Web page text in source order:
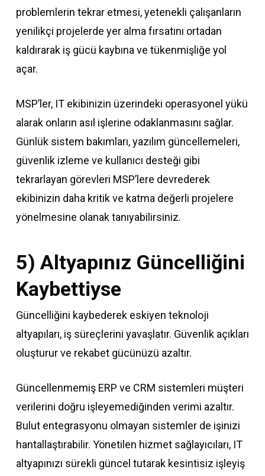
problemlerin tekrar etmesi, yetenekli çalışanların
yenilikçi projelerde yer alma fırsatını ortadan
kaldırarak iş gücü kaybına ve tükenmişliğe yol
açar.
MSP’ler, IT ekibinizin üzerindeki operasyonel yükü
alarak onların asıl işlerine odaklanmasını sağlar.
Günlük sistem bakımları, yazılım güncellemeleri,
güvenlik izleme ve kullanıcı desteği gibi
tekrarlayan görevleri MSP’lere devrederek
ekibinizin daha kritik ve katma değerli projelere
yönelmesine olanak tanıyabilirsiniz.
5) Altyapınız Güncelliğini
Kaybettiyse
Güncelliğini kaybederek eskiyen teknoloji
altyapıları, iş süreçlerini yavaşlatır. Güvenlik açıkları
oluşturur ve rekabet gücünüzü azaltır.
Güncellenmemiş ERP ve CRM sistemleri müşteri
verilerini doğru işleyemediğinden verimi azaltır.
Bulut entegrasyonu olmayan sistemler de işinizi
hantallaştırabilir. Yönetilen hizmet sağlayıcıları, IT
altyapınızı sürekli güncel tutarak kesintisiz işleyiş